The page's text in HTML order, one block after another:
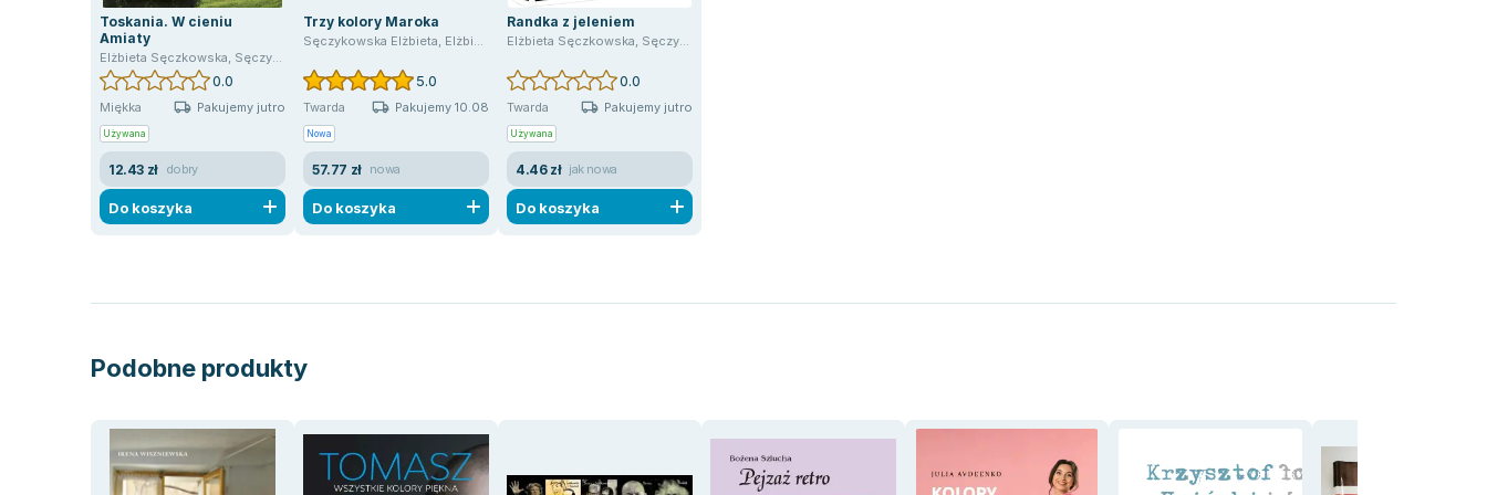
Toskania. W cieniu
Amiaty
Elżbieta Sęczkowska, Sęczykowska Elżbieta
0.0
Miękka Pakujemy jutro
Używana
12.43 zł dobry
Do koszyka
Trzy kolory Maroka
Sęczykowska Elżbieta, Elżbieta Sęczkowska
5.0
Twarda Pakujemy 10.08
Nowa
57.77 zł nowa
Do koszyka
Randka z jeleniem
Elżbieta Sęczkowska, Sęczykowska Elżbieta
0.0
Twarda Pakujemy jutro
Używana
4.46 zł jak nowa
Do koszyka
Podobne produkty